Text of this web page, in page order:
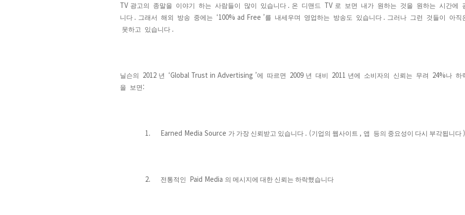
TV 광고의 종말을 이야기 하는 사람들이 많이 있습니다 . 온 디맨드 TV 로 보면 내가 원하는 것을 원하는 시간에
니다 . 그래서 해외 방송 중에는 ‘100% ad Free ’를 내세우며 영업하는 방송도 있습니다 . 그러나 그런 것들이 아직
못하고 있습니다 .
닐슨의 2012 년 ‘Global Trust in Advertising ’에 따르면 2009 년 대비 2011 년에 소비자의 신뢰는 무려 24%나 하
을 보면 :
1. Earned Media Source 가 가장 신뢰받고 있습니다 . (기업의 웹사이트 , 앱 등의 중요성이 다시 부각됩니다 )
2. 전통적인 Paid Media 의 메시지에 대한 신뢰는 하락했습니다